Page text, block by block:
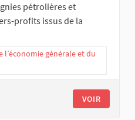
pétrolières et
profits issus de la
l’économie générale et du
VOIR